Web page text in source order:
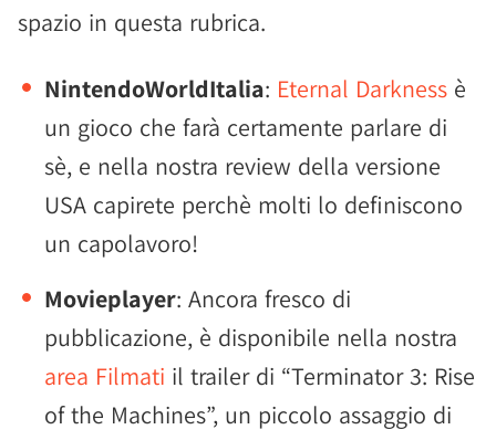
spazio in questa rubrica.
NintendoWorldItalia: Eternal Darkness è
un gioco che farà certamente parlare di
sè, e nella nostra review della versione
USA capirete perchè molti lo definiscono
un capolavoro!
Movieplayer: Ancora fresco di
pubblicazione, è disponibile nella nostra
area Filmati il trailer di “Terminator 3: Rise
of the Machines”, un piccolo assaggio di